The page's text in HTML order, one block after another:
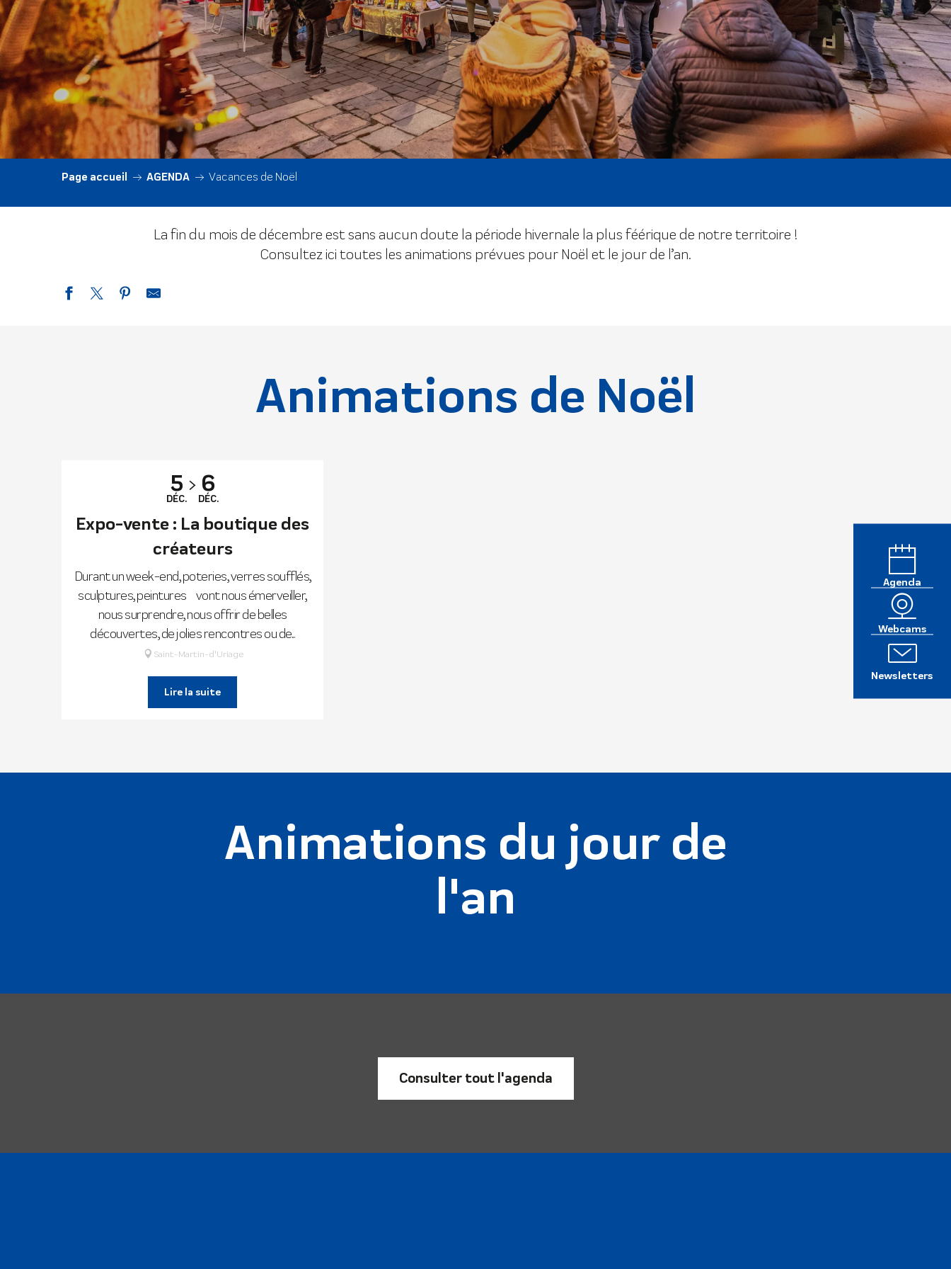
Agenda
Webcams
Newsletters
Page accueil AGENDA Vacances de Noël
La fin du mois de décembre est sans aucun doute la période hivernale la plus féérique de notre territoire !
Consultez ici toutes les animations prévues pour Noël et le jour de l’an.
Animations de Noël
5
DÉC.
6
DÉC.
Expo-vente : La boutique des
créateurs
Durant un week-end, poteries, verres soufflés,
sculptures, peintures… vont nous émerveiller,
nous surprendre, nous offrir de belles
découvertes, de jolies rencontres ou de...
Saint-Martin-d'Uriage
Lire la suite
Animations du jour de
l'an
Consulter tout l'agenda